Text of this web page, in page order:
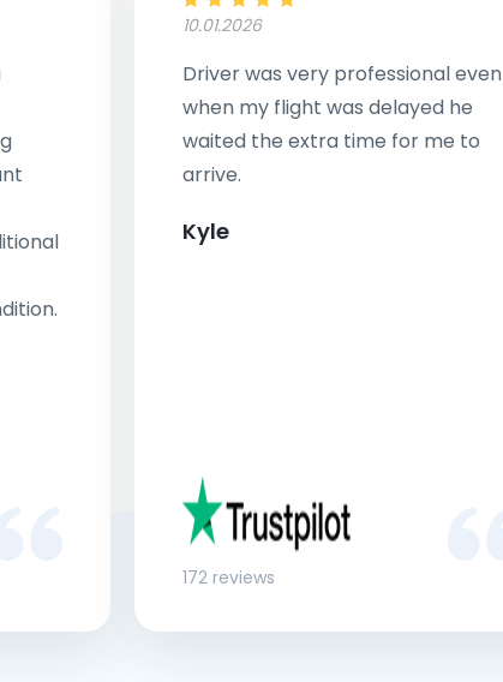
10.01.2026
Driver was very professional even
when my flight was delayed he
waited the extra time for me to
arrive.
Kyle
172 reviews